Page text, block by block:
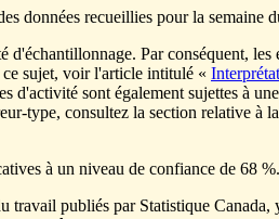
données recueillies pour la semaine
Par conséquent,
ce sujet, voir l'article intitulé «
d'activité sont également sujettes à
type, consultez la section relative à
à un niveau de confiance de 68 %.
travail publiés par Statistique